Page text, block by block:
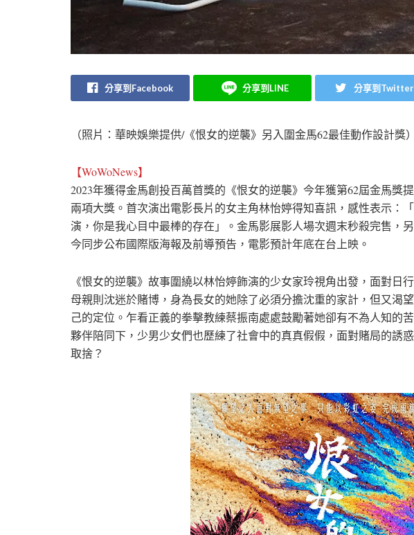
分享到Facebook 分享到LINE 分享到Twitter
（照片：華映娛樂提供/《恨女的逆襲》另入圍金馬62最佳動作設計獎）
【WoWoNews】
2023年獲得金馬創投百萬首獎的《恨女的逆襲》今年獲第62屆金馬獎
兩項大獎。首次演出電影長片的女主角林怡婷得知喜訊，感性表示：
演，你是我心目中最棒的存在」。金馬影展影人場次週末秒殺完售，
今同步公布國際版海報及前導預告，電影預計年底在台上映。
《恨女的逆襲》故事圍繞以林怡婷飾演的少女家玲視角出發，面對日
母親則沈迷於賭博，身為長女的她除了必須分擔沈重的家計，但又渴
己的定位。乍看正義的拳擊教練蔡振南處處鼓勵著她卻有不為人知的
夥伴陪同下，少男少女們也歷練了社會中的真真假假，面對賭局的誘
取捨？